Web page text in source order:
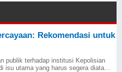
Rekomendasi untuk
publik terhadap institusi Kepolisian
isu utama yang harus segera diata...